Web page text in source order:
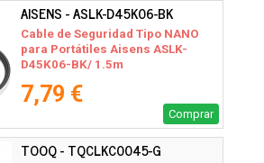
AISENS - ASLK-D45K06-BK
Cable de Seguridad Tipo NANO
para Portátiles Aisens ASLK-
D45K06-BK/ 1.5m
7,79 €
Comprar
TOOQ - TQCLKC0045-G